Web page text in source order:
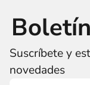
Suscríbete y
novedades